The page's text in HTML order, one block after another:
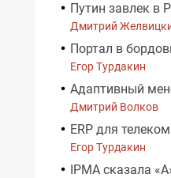
Путин завлек в
Дмитрий
Портал в
Егор Турдакин
Адаптивный
Дмитрий Волков
ERP для
Егор Турдакин
IPMA сказала